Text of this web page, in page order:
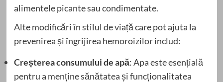
alimentele picante sau condimentate.
Alte modificări în stilul de viață care pot ajuta la
prevenirea și îngrijirea hemoroizilor includ:
Creșterea consumului de apă: Apa este esențială
pentru a menține sănătatea și funcționalitatea